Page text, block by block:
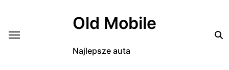
Old Mobile
Najlepsze auta